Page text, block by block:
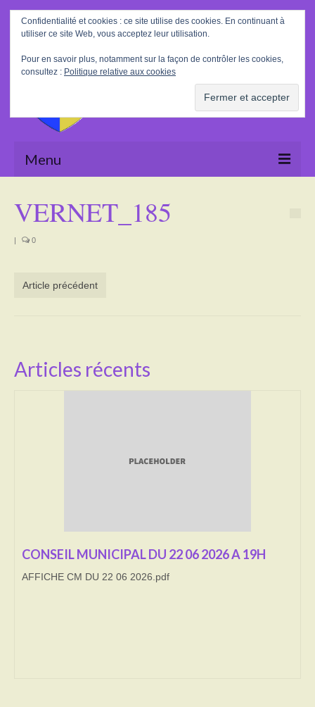
Rechercher
:
Menu
La Mairie
Tourisme
Poésie
Démarches administratives
Service des eaux
VERNET_185
| 0
Article précédent
Articles récents
CONSEIL MUNICIPAL DU 22 06 2026 A 19H
AFFICHE CM DU 22 06 2026.pdf
Confidentialité et cookies : ce site utilise des cookies. En continuant à
utiliser ce site Web, vous acceptez leur utilisation.
Pour en savoir plus, notamment sur la façon de contrôler les cookies,
consultez : Politique relative aux cookies